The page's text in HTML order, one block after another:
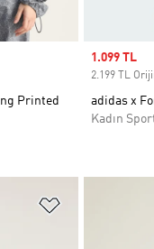
Printed
Sale price
1.099 TL
2.199 TL
adidas x
Kadın
Favori